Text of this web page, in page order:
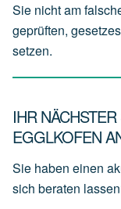
Sie nicht am
geprüften,
setzen.
IHR
EGGLKOFEN
Sie haben einen
sich beraten